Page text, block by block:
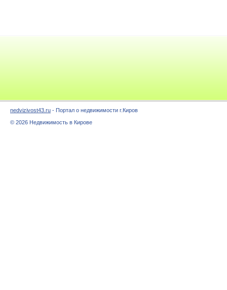
nedvizivost43.ru - Портал о недвижимости г.Киров
© 2026 Недвижимость в Кирове